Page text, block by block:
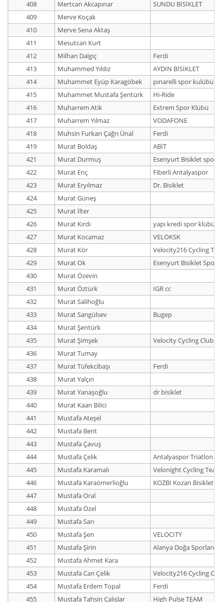
408
Mertcan Akcapınar
SUNDU BİSİKLET
409
Merve Koçak
410
Merve Sena Aktaş
411
Mesutcan Kurt
412
Milhan Dalgıç
Ferdi
413
Muhammed Yıldız
AYDIN BİSİKLET
414
Muhammet Eyüp Karagöbek
pınarelli spor kulübü
415
Muhammet Mustafa Şentürk
Hi-Ride
416
Muharrem Atik
Extrem Spor Klübü
417
Muharrem Yılmaz
VODAFONE
418
Muhsin Furkan Çağrı Ünal
Ferdi
419
Murat Boldaş
ABİT
421
Murat Durmuş
Esenyurt Bisiklet spor
422
Murat Enç
Fiberli Antalyaspor
423
Murat Eryılmaz
Dr. Bisiklet
424
Murat Güneş
425
Murat İlter
426
Murat Kırdı
yapı kredi spor klübü
427
Murat Kocamaz
VELOKSK
428
Murat Kör
Velocity216 Cycling
429
Murat Ok
Esenyurt Bisiklet Spor
430
Murat Özevin
431
Murat Öztürk
IGR cc
432
Murat Salihoğlu
433
Murat Sarıgülsev
Bugep
434
Murat Şentürk
435
Murat Şimşek
Velocity Cycling Club
436
Murat Tumay
437
Murat Tüfekcibaşı
Ferdi
438
Murat Yalçın
439
Murat Yanaşoğlu
dr bisiklet
440
Murat Kaan Bilici
441
Mustafa Ateşel
442
Mustafa Bent
443
Mustafa Çavuş
444
Mustafa Çelik
Antalyaspor Triatlon
445
Mustafa Karamalı
Velonight Cycling Team
446
Mustafa Karaömerlioğlu
KOZBİ Kozan Bisiklet
447
Mustafa Oral
448
Mustafa Özel
449
Mustafa Sarı
450
Mustafa Şen
VELOCITY
451
Mustafa Şirin
Alanya Doğa Sporları
452
Mustafa Ahmet Kara
453
Mustafa Can Çelik
Velocity216 Cycling
454
Mustafa Erdem Topal
Ferdi
455
Mustafa Tahsin Çalışlar High Pulse TEAM